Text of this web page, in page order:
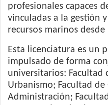
profesionales capaces
vinculadas a la gestión
recursos marinos
Esta licenciatura es un
impulsado de forma
universitarios: Facultad
Urbanismo; Facultad de
Administración;